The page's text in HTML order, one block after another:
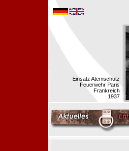
Einsatz Atemschutz
Feuerwehr Paris
Frankreich
1937